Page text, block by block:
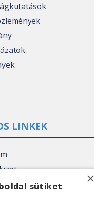
LINKEK
tájékoztató
×
sütiket